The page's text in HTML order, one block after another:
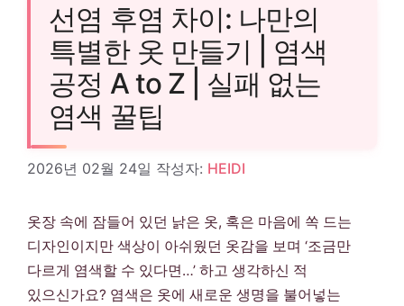
선염 후염 차이: 나만의
특별한 옷 만들기 | 염색
공정 A to Z | 실패 없는
염색 꿀팁
2026년 02월 24일 작성자: HEIDI
옷장 속에 잠들어 있던 낡은 옷, 혹은 마음에 쏙 드는
디자인이지만 색상이 아쉬웠던 옷감을 보며 ‘조금만
다르게 염색할 수 있다면…’ 하고 생각하신 적
있으신가요? 염색은 옷에 새로운 생명을 불어넣는